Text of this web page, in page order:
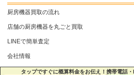
厨房機器買取の流れ
店舗の厨房機器を丸ごと買取
LINEで簡単査定
会社情報
個人情報保護方針
タップですぐに概算料金をお伝え！携帯電話